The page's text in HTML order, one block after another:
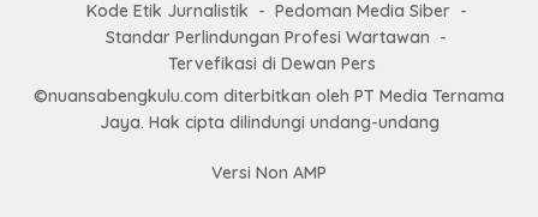
Kode Etik Jurnalistik
Pedoman Media Siber
Standar Perlindungan Profesi Wartawan
Tervefikasi di Dewan Pers
©nuansabengkulu.com diterbitkan oleh PT Media Ternama
Jaya. Hak cipta dilindungi undang-undang
Versi Non AMP